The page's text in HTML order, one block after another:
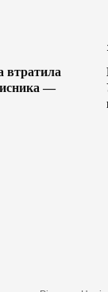
втратила
—